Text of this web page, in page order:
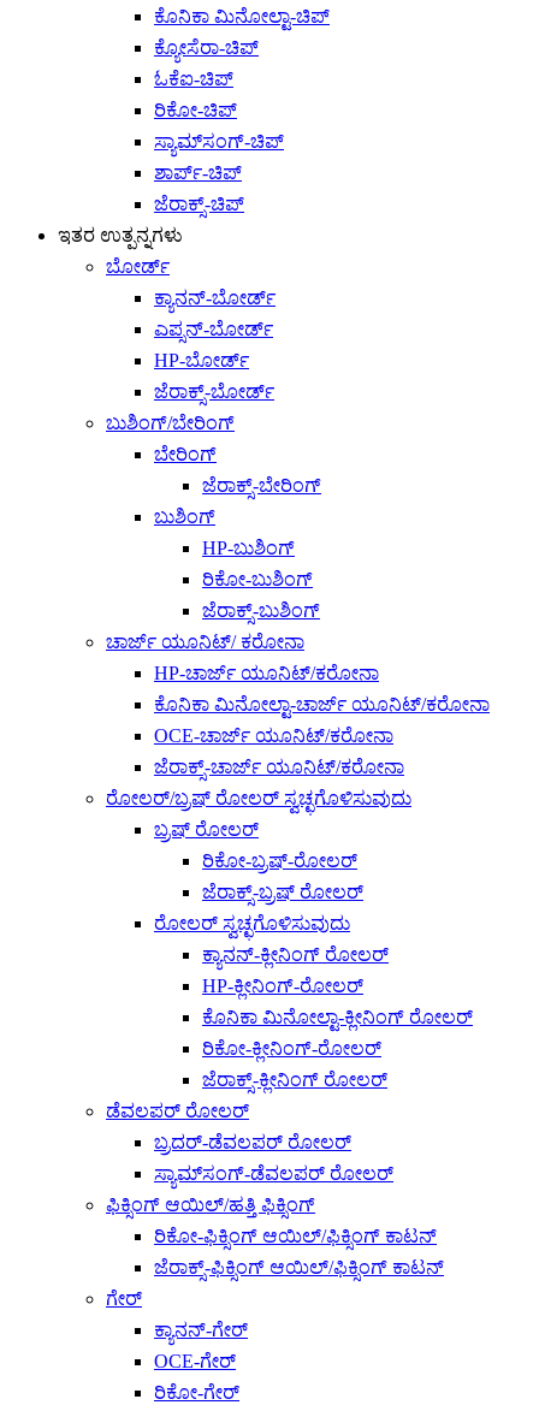
ಕೊನಿಕಾ ಮಿನೋಲ್ಟಾ-ಚಿಪ್
ಕ್ಯೋಸೆರಾ-ಚಿಪ್
ಓಕೆಐ-ಚಿಪ್
ರಿಕೋ-ಚಿಪ್
ಸ್ಯಾಮ್‌ಸಂಗ್-ಚಿಪ್
ಶಾರ್ಪ್-ಚಿಪ್
ಜೆರಾಕ್ಸ್-ಚಿಪ್
ಇತರ ಉತ್ಪನ್ನಗಳು
ಬೋರ್ಡ್
ಕ್ಯಾನನ್-ಬೋರ್ಡ್
ಎಪ್ಸನ್-ಬೋರ್ಡ್
HP-ಬೋರ್ಡ್
ಜೆರಾಕ್ಸ್-ಬೋರ್ಡ್
ಬುಶಿಂಗ್/ಬೇರಿಂಗ್
ಬೇರಿಂಗ್
ಜೆರಾಕ್ಸ್-ಬೇರಿಂಗ್
ಬುಶಿಂಗ್
HP-ಬುಶಿಂಗ್
ರಿಕೋ-ಬುಶಿಂಗ್
ಜೆರಾಕ್ಸ್-ಬುಶಿಂಗ್
ಚಾರ್ಜ್ ಯೂನಿಟ್/ ಕರೋನಾ
HP-ಚಾರ್ಜ್ ಯೂನಿಟ್/ಕರೋನಾ
ಕೊನಿಕಾ ಮಿನೋಲ್ಟಾ-ಚಾರ್ಜ್ ಯೂನಿಟ್/ಕರೋನಾ
OCE-ಚಾರ್ಜ್ ಯೂನಿಟ್/ಕರೋನಾ
ಜೆರಾಕ್ಸ್-ಚಾರ್ಜ್ ಯೂನಿಟ್/ಕರೋನಾ
ರೋಲರ್/ಬ್ರಷ್ ರೋಲರ್ ಸ್ವಚ್ಛಗೊಳಿಸುವುದು
ಬ್ರಷ್ ರೋಲರ್
ರಿಕೋ-ಬ್ರಷ್-ರೋಲರ್
ಜೆರಾಕ್ಸ್-ಬ್ರಷ್ ರೋಲರ್
ರೋಲರ್ ಸ್ವಚ್ಛಗೊಳಿಸುವುದು
ಕ್ಯಾನನ್-ಕ್ಲೀನಿಂಗ್ ರೋಲರ್
HP-ಕ್ಲೀನಿಂಗ್-ರೋಲರ್
ಕೊನಿಕಾ ಮಿನೋಲ್ಟಾ-ಕ್ಲೀನಿಂಗ್ ರೋಲರ್
ರಿಕೋ-ಕ್ಲೀನಿಂಗ್-ರೋಲರ್
ಜೆರಾಕ್ಸ್-ಕ್ಲೀನಿಂಗ್ ರೋಲರ್
ಡೆವಲಪರ್ ರೋಲರ್
ಬ್ರದರ್-ಡೆವಲಪರ್ ರೋಲರ್
ಸ್ಯಾಮ್‌ಸಂಗ್-ಡೆವಲಪರ್ ರೋಲರ್
ಫಿಕ್ಸಿಂಗ್ ಆಯಿಲ್/ಹತ್ತಿ ಫಿಕ್ಸಿಂಗ್
ರಿಕೋ-ಫಿಕ್ಸಿಂಗ್ ಆಯಿಲ್/ಫಿಕ್ಸಿಂಗ್ ಕಾಟನ್
ಜೆರಾಕ್ಸ್-ಫಿಕ್ಸಿಂಗ್ ಆಯಿಲ್/ಫಿಕ್ಸಿಂಗ್ ಕಾಟನ್
ಗೇರ್
ಕ್ಯಾನನ್-ಗೇರ್
OCE-ಗೇರ್
ರಿಕೋ-ಗೇರ್